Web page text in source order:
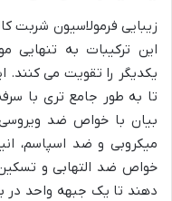
زیبایی فرمولاسیون شربت
این ترکیبات به تنهایی
یکدیگر را تقویت می کنند.
تا به طور جامع تری با
بیان با خواص ضد
میکروبی و ضد اسپاسم،
خواص ضد التهابی و
دهند تا یک جبهه واحد در